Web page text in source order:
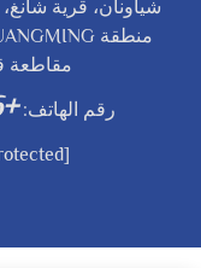
مقاطعة
رقم الهاتف: +86-13798257145